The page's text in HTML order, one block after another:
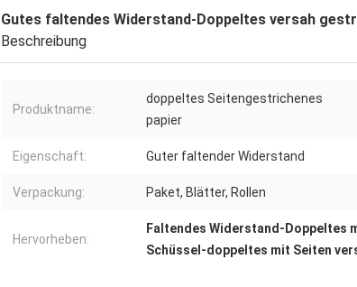
Gutes faltendes Widerstand-Doppeltes versah
Beschreibung
Produktname:
doppeltes Seitengestrichenes
papier
Eigenschaft: Guter faltender Widerstand
Verpackung: Paket, Blätter, Rollen
Hervorheben:
Faltendes Widerstand-Doppeltes
Schüssel-doppeltes mit Seiten